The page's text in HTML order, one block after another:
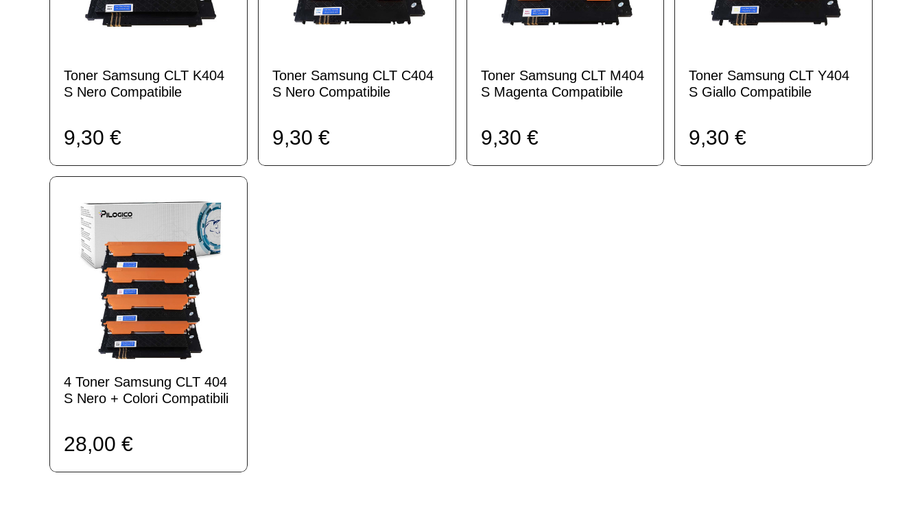
Toner Samsung CLT K404
S Nero Compatibile
9,30 €
Toner Samsung CLT C404
S Nero Compatibile
9,30 €
Toner Samsung CLT M404
S Magenta Compatibile
9,30 €
Toner Samsung CLT Y404
S Giallo Compatibile
9,30 €
4 Toner Samsung CLT 404
S Nero + Colori Compatibili
28,00 €